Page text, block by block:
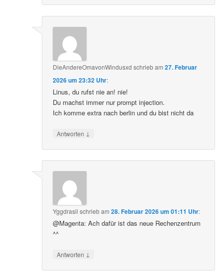
DieAndereOmavonWindusxd schriebam27. Februar
2026 um 23:32 Uhr:
Linus, du rufst nie an! nie!
Du machst immer nur prompt injection.
Ich komme extra nach berlin und du bist nicht da
Antworten ↓
Yggdrasil schriebam28. Februar 2026 um 01:11 Uhr:
@Magenta: Ach dafür ist das neue Rechenzentrum
^^
Antworten ↓